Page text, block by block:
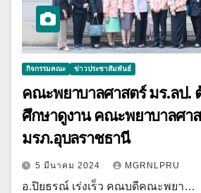
กิจกรรมคณะ ข่าวประชาสัมพันธ์
คณะพยาบาลศาสตร์ มร.ลป.
ศึกษาดูงาน คณะพยาบาลศา
มรภ.อุบลราชธานี
5 มีนาคม 2024 MGRNLPRU
อ.ปิยธรณ์ เร่งเร็ว คณบดีคณะพยา…